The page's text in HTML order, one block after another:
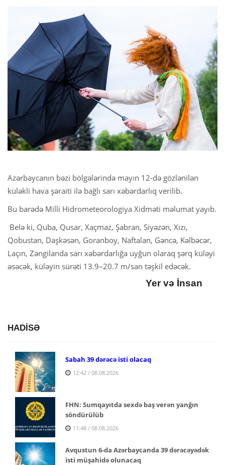
Azərbaycanın bəzi bölgələrində mayın 12-də gözlənilən
küləkli hava şəraiti ilə bağlı sarı xəbərdarlıq verilib.
Bu barədə Milli Hidrometeorologiya Xidməti məlumat yayıb.
Belə ki, Quba, Qusar, Xaçmaz, Şabran, Siyəzən, Xızı,
Qobustan, Daşkəsən, Goranboy, Naftalan, Gəncə, Kəlbəcər,
Laçın, Zəngilanda sarı xəbərdarlığa uyğun olaraq şərq küləyi
əsəcək, küləyin sürəti 13.9–20.7 m/san təşkil edəcək.
Yer və İnsan
HADİSƏ
Sabah 39 dərəcə isti olacaq
12:42 / 08.08.2026
FHN: Sumqayıtda sexdə baş verən yanğın
söndürülüb
11:48 / 08.08.2026
Avqustun 6-da Azərbaycanda 39 dərəcəyədək
isti müşahidə olunacaq